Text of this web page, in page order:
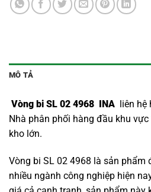
MÔ TẢ
Vòng bi SL 02 4968 INA liên hệ
Nhà phân phối hàng đầu khu
kho lớn.
Vòng bi SL 02 4968 là sản phẩm
nhiều ngành công nghiệp hiện